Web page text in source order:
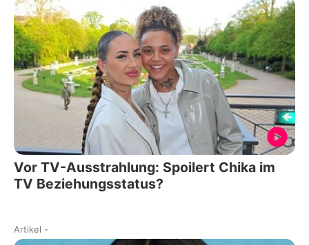
Vor TV-Ausstrahlung: Spoilert Chika im
TV Beziehungsstatus?
Artikel -